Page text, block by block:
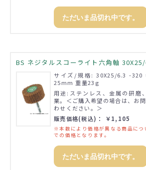
ただいま品切れ中です。
BS ネジタルスコーライト六角軸
サイズ/規格: 30X25/6.3 -
25mm 重量23g
用途:ステンレス、金属の研磨
業。＜ご購入希望の場合は、お
わせください。＞
販売価格(税込)： ￥1,105
※本数により価格が異なる商品につ
での価格となります。
ただいま品切れ中です。